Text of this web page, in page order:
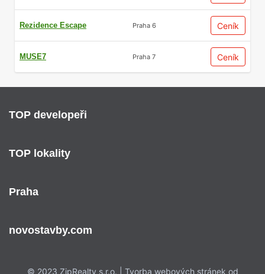
Rezidence Escape Praha 6 Ceník
MUSE7 Praha 7 Ceník
TOP developeři
TOP lokality
Praha
novostavby.com
© 2023 ZipRealty s.r.o. | Tvorba webových stránek od